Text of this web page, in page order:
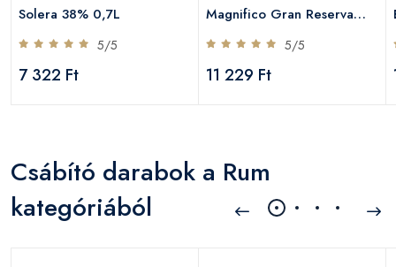
Solera 38% 0,7L
5/5
7 322 Ft
Magnifico Gran Reserva
38% 0,7L
5/5
11 229 Ft
Csábító darabok a Rum
kategóriából